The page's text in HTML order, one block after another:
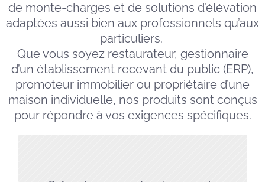
de monte-charges et de solutions d’élévation
adaptées aussi bien aux professionnels qu’aux
particuliers.
Que vous soyez restaurateur, gestionnaire
d’un établissement recevant du public (ERP),
promoteur immobilier ou propriétaire d’une
maison individuelle, nos produits sont conçus
pour répondre à vos exigences spécifiques.